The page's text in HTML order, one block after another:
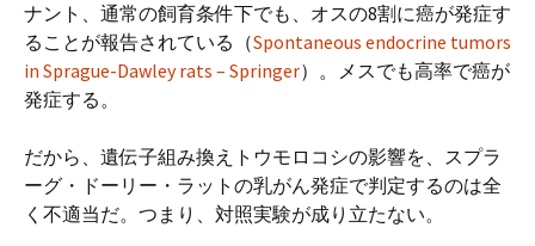
ナント、通常の飼育条件下でも、オスの8割に癌が発症す
ることが報告されている（Spontaneous endocrine tumors
in Sprague-Dawley rats – Springer）。メスでも高率で癌が
発症する。
だから、遺伝子組み換えトウモロコシの影響を、スプラ
ーグ・ドーリー・ラットの乳がん発症で判定するのは全
く不適当だ。つまり、対照実験が成り立たない。